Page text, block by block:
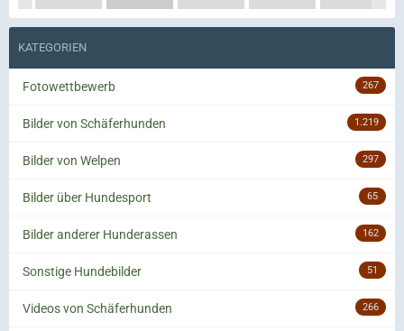
KATEGORIEN
Fotowettbewerb 267
Bilder von Schäferhunden 1.219
Bilder von Welpen 297
Bilder über Hundesport 65
Bilder anderer Hunderassen 162
Sonstige Hundebilder 51
Videos von Schäferhunden 266